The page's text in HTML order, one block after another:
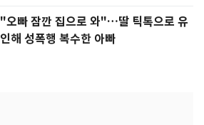
"오빠 잠깐 집으로 와"…딸 틱톡으로 유
인해 성폭행 복수한 아빠